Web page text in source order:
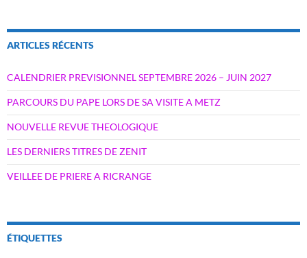
ARTICLES RÉCENTS
CALENDRIER PREVISIONNEL SEPTEMBRE 2026 – JUIN 2027
PARCOURS DU PAPE LORS DE SA VISITE A METZ
NOUVELLE REVUE THEOLOGIQUE
LES DERNIERS TITRES DE ZENIT
VEILLEE DE PRIERE A RICRANGE
ÉTIQUETTES